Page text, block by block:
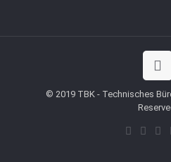
© 2019 TBK - Technisches